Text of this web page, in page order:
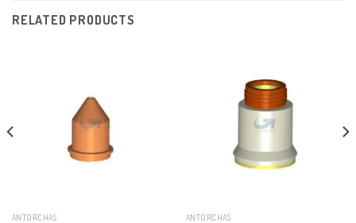
RELATED PRODUCTS
ANTORCHAS ANTORCHAS